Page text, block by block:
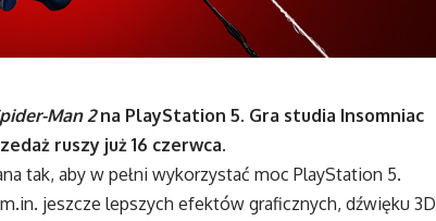
Man 2na PlayStation 5. Gra studia Insomniac
ruszy już 16 czerwca.
tak, aby w pełni wykorzystać moc PlayStation 5.
m.in. jeszcze lepszych efektów graficznych, dźwięku 3D